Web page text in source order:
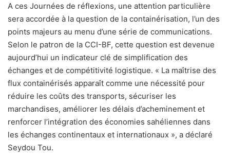
A ces Journées de réflexions, une attention particulière
sera accordée à la question de la containérisation, l’un des
points majeurs au menu d’une série de communications.
Selon le patron de la CCI-BF, cette question est devenue
aujourd’hui un indicateur clé de simplification des
échanges et de compétitivité logistique. « La maîtrise des
flux containérisés apparaît comme une nécessité pour
réduire les coûts des transports, sécuriser les
marchandises, améliorer les délais d’acheminement et
renforcer l’intégration des économies sahéliennes dans
les échanges continentaux et internationaux », a déclaré
Seydou Tou.